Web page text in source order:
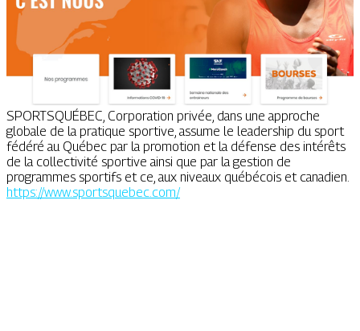
SPORTSQUÉBEC, Corporation privée, dans une approche
globale de la pratique sportive, assume le leadership du sport
fédéré au Québec par la promotion et la défense des intérêts
de la collectivité sportive ainsi que par la gestion de
programmes sportifs et ce, aux niveaux québécois et canadien.
https://www.sportsquebec.com/